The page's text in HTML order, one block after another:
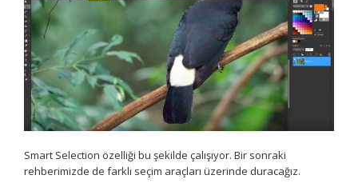
Smart Selection özelliği bu şekilde çalışıyor. Bir sonraki
rehberimizde de farklı seçim araçları üzerinde duracağız.